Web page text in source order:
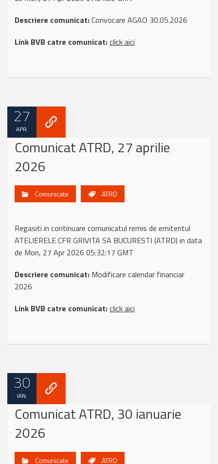
Descriere comunicat:Convocare AGAO 30.05.2026
Link BVB catre comunicat:click aici
27
APR.
Comunicat ATRD, 27 aprilie
2026
Comunicate ATRD
Regasiti in continuare comunicatul remis de emitentul
ATELIERELE CFR GRIVITA SA BUCURESTI (ATRD) in data
de Mon, 27 Apr 2026 05:32:17 GMT
Descriere comunicat: Modificare calendar financiar
2026
Link BVB catre comunicat:click aici
30
IAN.
Comunicat ATRD, 30 ianuarie
2026
Comunicate ATRD